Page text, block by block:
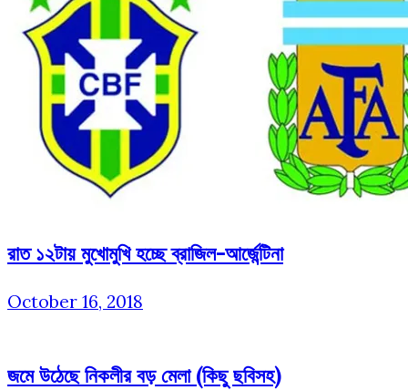
রাত ১২টায় মুখোমুখি হচ্ছে ব্রাজিল-আর্জেন্টিনা
October 16, 2018
জমে উঠেছে নিকলীর বড় মেলা (কিছু ছবিসহ)